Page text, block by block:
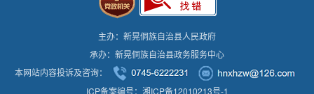
主办：新晃侗族自治县人民政府
承办：新晃侗族自治县政务服务中心
本网站内容投诉及咨询：
ICP备案编号：湘ICP备12010213号-1